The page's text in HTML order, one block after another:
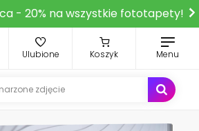
- 20% na wszystkie fototapety!
Ulubione Koszyk Menu